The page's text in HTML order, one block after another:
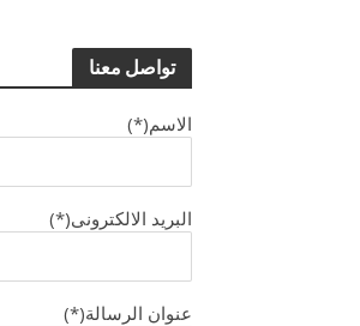
تواصل معنا
الاسم(*)
البريد الالكترونى(*)
عنوان الرسالة(*)